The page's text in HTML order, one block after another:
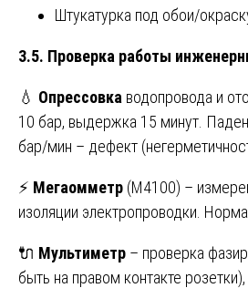
Штукатурка под обои/
3.5. Проверка работы
💧 Опрессовка водопровода и
10 бар, выдержка 15 минут.
бар/мин – дефект
⚡ Мегаомметр (М4100) –
изоляции электропроводки.
🔌 Мультиметр – проверка
быть на правом контакте